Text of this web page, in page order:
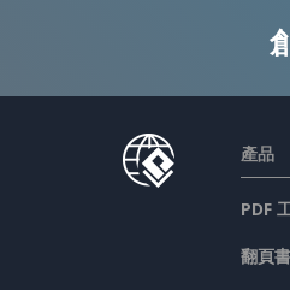
產品
PDF
翻頁